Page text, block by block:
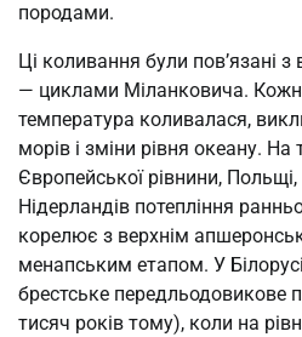
породами.
Ці коливання були пов’язані з
— циклами Міланковича.
температура коливалася,
морів і зміни рівня океану. На
Європейської рівнини,
Нідерландів потепління
корелює з верхнім
менапським етапом. У
брестське передльодовикове
тисяч років тому), коли на